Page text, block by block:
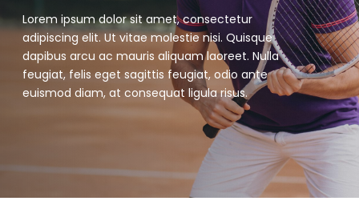
Lorem ipsum dolor sit amet, consectetur
adipiscing elit. Ut vitae molestie nisi. Quisque
dapibus arcu ac mauris aliquam laoreet. Nulla
feugiat, felis eget sagittis feugiat, odio ante
euismod diam, at consequat ligula risus.